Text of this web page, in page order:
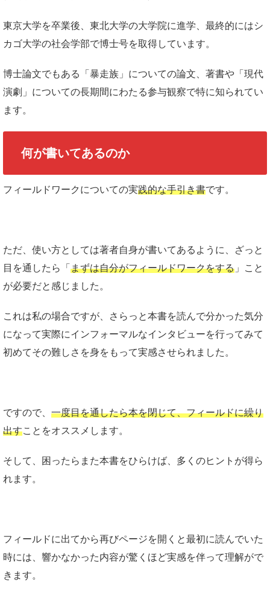
東京大学を卒業後、東北大学の大学院に進学、最終的にはシ
カゴ大学の社会学部で博士号を取得しています。
博士論文でもある「暴走族」についての論文、著書や「現代
演劇」についての長期間にわたる参与観察で特に知られてい
ます。
何が書いてあるのか
フィールドワークについての実践的な手引き書です。
ただ、使い方としては著者自身が書いてあるように、ざっと
目を通したら「 まずは自分がフィールドワークをする 」こと
が必要だと感じました。
これは私の場合ですが、さらっと本書を読んで分かった気分
になって実際にインフォーマルなインタビューを行ってみて
初めてその難しさを身をもって実感させられました。
ですので、 一度目を通したら本を閉じて、フィールドに繰り
出すことをオススメします。
そして、困ったらまた本書をひらけば、多くのヒントが得ら
れます。
フィールドに出てから再びページを開くと最初に読んでいた
時には、響かなかった内容が驚くほど実感を伴って理解がで
きます。